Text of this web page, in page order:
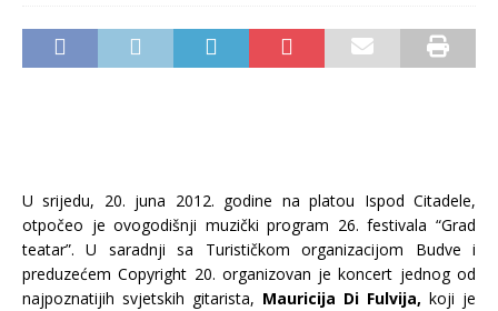
U srijedu, 20. juna 2012. godine na platou Ispod Citadele,
otpočeo je ovogodišnji muzički program 26. festivala “Grad
teatar”. U saradnji sa Turističkom organizacijom Budve i
preduzećem Copyright 20. organizovan je koncert jednog od
najpoznatijih svjetskih gitarista, Mauricija Di Fulvija, koji je